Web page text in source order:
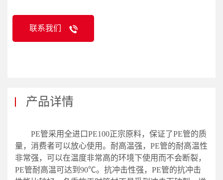
联系我们
产品详情
PE管采用全进口PE100正宗原料，保证了PE管的质
量，消费者可以放心使用。耐高温强，PE管的耐高温性
非常强，可以在温度非常高的环境下使用而不会断裂，
PE管耐高温可达到90℃。抗冲击性强，PE管的抗冲击